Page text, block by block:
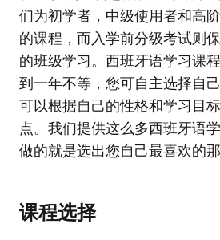
们为初学者，中级使用者和高
的课程，而入学前分级考试则
的班级学习。西班牙语学习课
到一年不等，您可自主选择自
可以根据自己的性格和学习目
点。我们提供这么多西班牙语
做的就是选出您自己最喜欢的那
课程选择